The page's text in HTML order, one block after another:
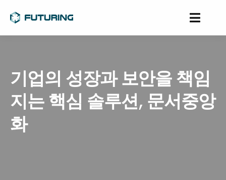
기업의 성장과 보안을 책임
지는 핵심 솔루션, 문서중앙
화